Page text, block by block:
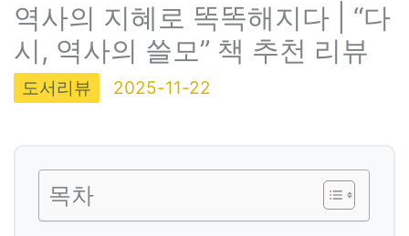
뛰역사의 지혜로 똑똑해지다 | “다
시, 역사의 쓸모” 책 추천 리뷰
도서리뷰 2025-11-22
목차